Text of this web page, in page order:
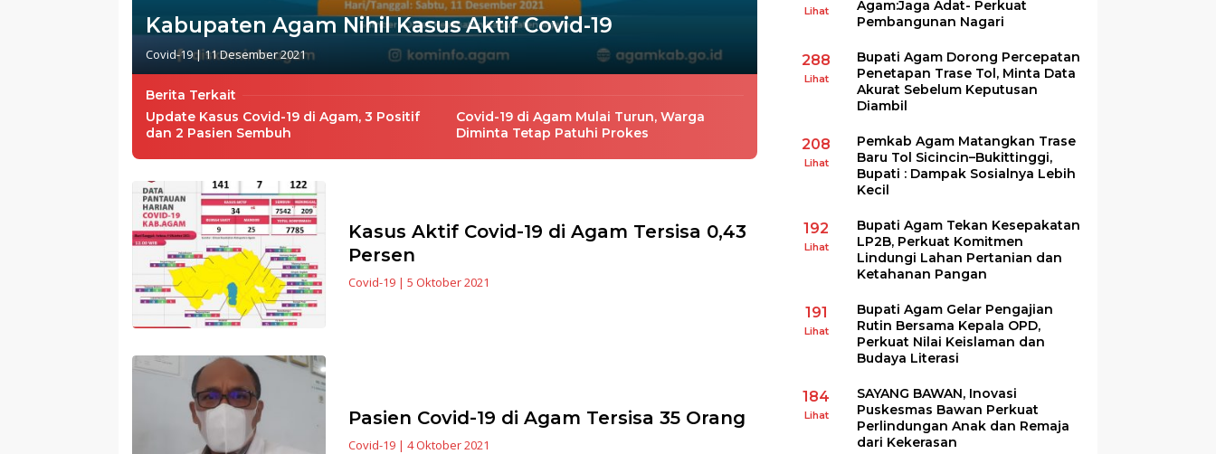
Kabupaten Agam Nihil Kasus Aktif Covid-19
Covid-19|11 Desember 2021
Berita Terkait
Update Kasus Covid-19 di Agam, 3 Positif
dan 2 Pasien Sembuh
Covid-19 di Agam Mulai Turun, Warga
Diminta Tetap Patuhi Prokes
Kasus Aktif Covid-19 di Agam Tersisa 0,43
Persen
Covid-19 |5 Oktober 2021
Pasien Covid-19 di Agam Tersisa 35 Orang
Covid-19 |4 Oktober 2021
Lihat
Agam:Jaga Adat- Perkuat
Pembangunan Nagari
288
Lihat
Bupati Agam Dorong Percepatan
Penetapan Trase Tol, Minta Data
Akurat Sebelum Keputusan
Diambil
208
Lihat
Pemkab Agam Matangkan Trase
Baru Tol Sicincin–Bukittinggi,
Bupati : Dampak Sosialnya Lebih
Kecil
192
Lihat
Bupati Agam Tekan Kesepakatan
LP2B, Perkuat Komitmen
Lindungi Lahan Pertanian dan
Ketahanan Pangan
191
Lihat
Bupati Agam Gelar Pengajian
Rutin Bersama Kepala OPD,
Perkuat Nilai Keislaman dan
Budaya Literasi
184
Lihat
SAYANG BAWAN, Inovasi
Puskesmas Bawan Perkuat
Perlindungan Anak dan Remaja
dari Kekerasan